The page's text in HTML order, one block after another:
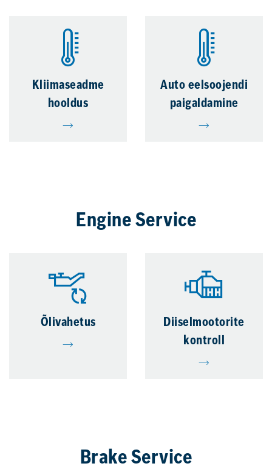
Kliimaseadme
hooldus
Auto eelsoojendi
paigaldamine
Engine Service
Õlivahetus
Diiselmootorite
kontroll
Brake Service